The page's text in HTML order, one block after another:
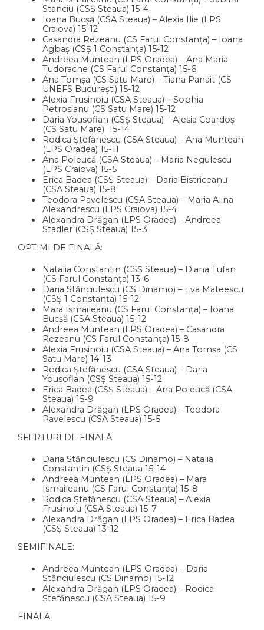
Stanciu (CSȘ Steaua) 15-4
Ioana Bucșă (CSA Steaua) – Alexia Ilie (LPS
Craiova) 15-12
Casandra Rezeanu (CS Farul Constanța) – Ioana
Agbaș (CSȘ 1 Constanța) 15-12
Andreea Muntean (LPS Oradea) – Ana Maria
Tudorache (CS Farul Constanța) 15-6
Ana Tomșa (CS Satu Mare) – Tiana Panait (CS
UNEFS București) 15-12
Alexia Frusinoiu (CSA Steaua) – Sophia
Petrosianu (CS Satu Mare) 15-12
Daria Yousofian (CSȘ Steaua) – Alesia Coardoș
(CS Satu Mare) 15-14
Rodica Ștefănescu (CSA Steaua) – Ana Muntean
(LPS Oradea) 15-11
Ana Poleucă (CSA Steaua) – Maria Negulescu
(LPS Craiova) 15-5
Erica Badea (CSȘ Steaua) – Daria Bistriceanu
(CSA Steaua) 15-8
Teodora Pavelescu (CSA Steaua) – Maria Alina
Alexandrescu (LPS Craiova) 15-4
Alexandra Drăgan (LPS Oradea) – Andreea
Stadler (CSȘ Steaua) 15-3
OPTIMI DE FINALĂ:
Natalia Constantin (CSȘ Steaua) – Diana Tufan
(CS Farul Constanța) 13-6
Daria Stănciulescu (CS Dinamo) – Eva Mateescu
(CSȘ 1 Constanța) 15-12
Mara Ismaileanu (CS Farul Constanța) – Ioana
Bucșă (CSA Steaua) 15-12
Andreea Muntean (LPS Oradea) – Casandra
Rezeanu (CS Farul Constanța) 15-8
Alexia Frusinoiu (CSA Steaua) – Ana Tomșa (CS
Satu Mare) 14-13
Rodica Ștefănescu (CSA Steaua) – Daria
Yousofian (CSȘ Steaua) 15-12
Erica Badea (CSȘ Steaua) – Ana Poleucă (CSA
Steaua) 15-9
Alexandra Drăgan (LPS Oradea) – Teodora
Pavelescu (CSA Steaua) 15-5
SFERTURI DE FINALĂ:
Daria Stănciulescu (CS Dinamo) – Natalia
Constantin (CSȘ Steaua 15-14
Andreea Muntean (LPS Oradea) – Mara
Ismaileanu (CS Farul Constanța) 15-8
Rodica Ștefănescu (CSA Steaua) – Alexia
Frusinoiu (CSA Steaua) 15-7
Alexandra Drăgan (LPS Oradea) – Erica Badea
(CSȘ Steaua) 13-12
SEMIFINALE:
Andreea Muntean (LPS Oradea) – Daria
Stănciulescu (CS Dinamo) 15-12
Alexandra Drăgan (LPS Oradea) – Rodica
Ștefănescu (CSA Steaua) 15-9
FINALA: